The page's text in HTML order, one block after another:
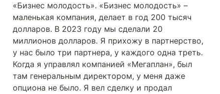
«Бизнес молодость». «Бизнес молодость» –
маленькая компания, делает в год 200 тысяч
долларов. В 2023 году мы сделали 20
миллионов долларов. Я прихожу в партнерство,
у нас было три партнера, у каждого одна треть.
Когда я управлял компанией «Мегаплан», был
там генеральным директором, у меня даже
опциона не было. Я вел сделку и продал